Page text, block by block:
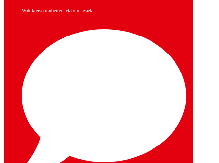
Wahlkreismitarbeiter: Marvin Jesiek